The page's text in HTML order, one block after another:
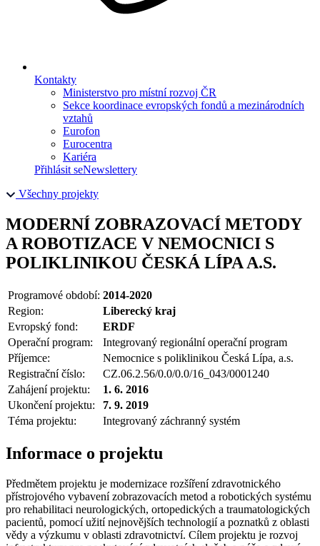
Kontakty
Ministerstvo pro místní rozvoj ČR
Sekce koordinace evropských fondů a mezinárodních
vztahů
Eurofon
Eurocentra
Kariéra
Přihlásit seNewslettery
Všechny projekty
MODERNÍ ZOBRAZOVACÍ METODY
A ROBOTIZACE V NEMOCNICI S
POLIKLINIKOU ČESKÁ LÍPA A.S.
Programové období: 2014-2020
Region:
Liberecký kraj
Evropský fond:
ERDF
Operační program:
Integrovaný regionální operační program
Příjemce:
Nemocnice s poliklinikou Česká Lípa, a.s.
Registrační číslo:
CZ.06.2.56/0.0/0.0/16_043/0001240
Zahájení projektu:
1. 6. 2016
Ukončení projektu:
7. 9. 2019
Téma projektu:
Integrovaný záchranný systém
Informace o projektu
Předmětem projektu je modernizace rozšíření zdravotnického
přístrojového vybavení zobrazovacích metod a robotických systému
pro rehabilitaci neurologických, ortopedických a traumatologických
pacientů, pomocí užití nejnovějších technologií a poznatků z oblasti
vědy a výzkumu v oblasti zdravotnictví. Cílem projektu je rozvoj